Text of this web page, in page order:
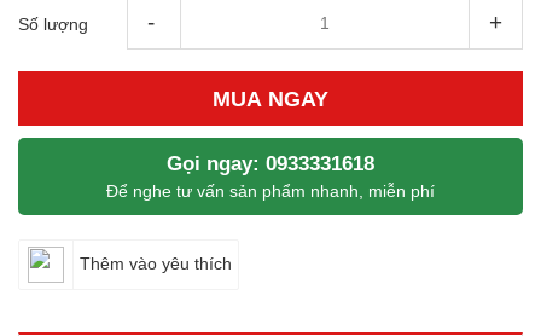
Số lượng - +
MUA NGAY
Gọi ngay: 0933331618
Để nghe tư vấn sản phẩm nhanh, miễn phí
Thêm vào yêu thích